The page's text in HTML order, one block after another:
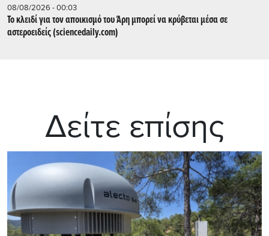
08/08/2026 - 00:03
Το κλειδί για τον αποικισμό του Άρη μπορεί να κρύβεται μέσα σε
αστεροειδείς (sciencedaily.com)
Δείτε επίσης